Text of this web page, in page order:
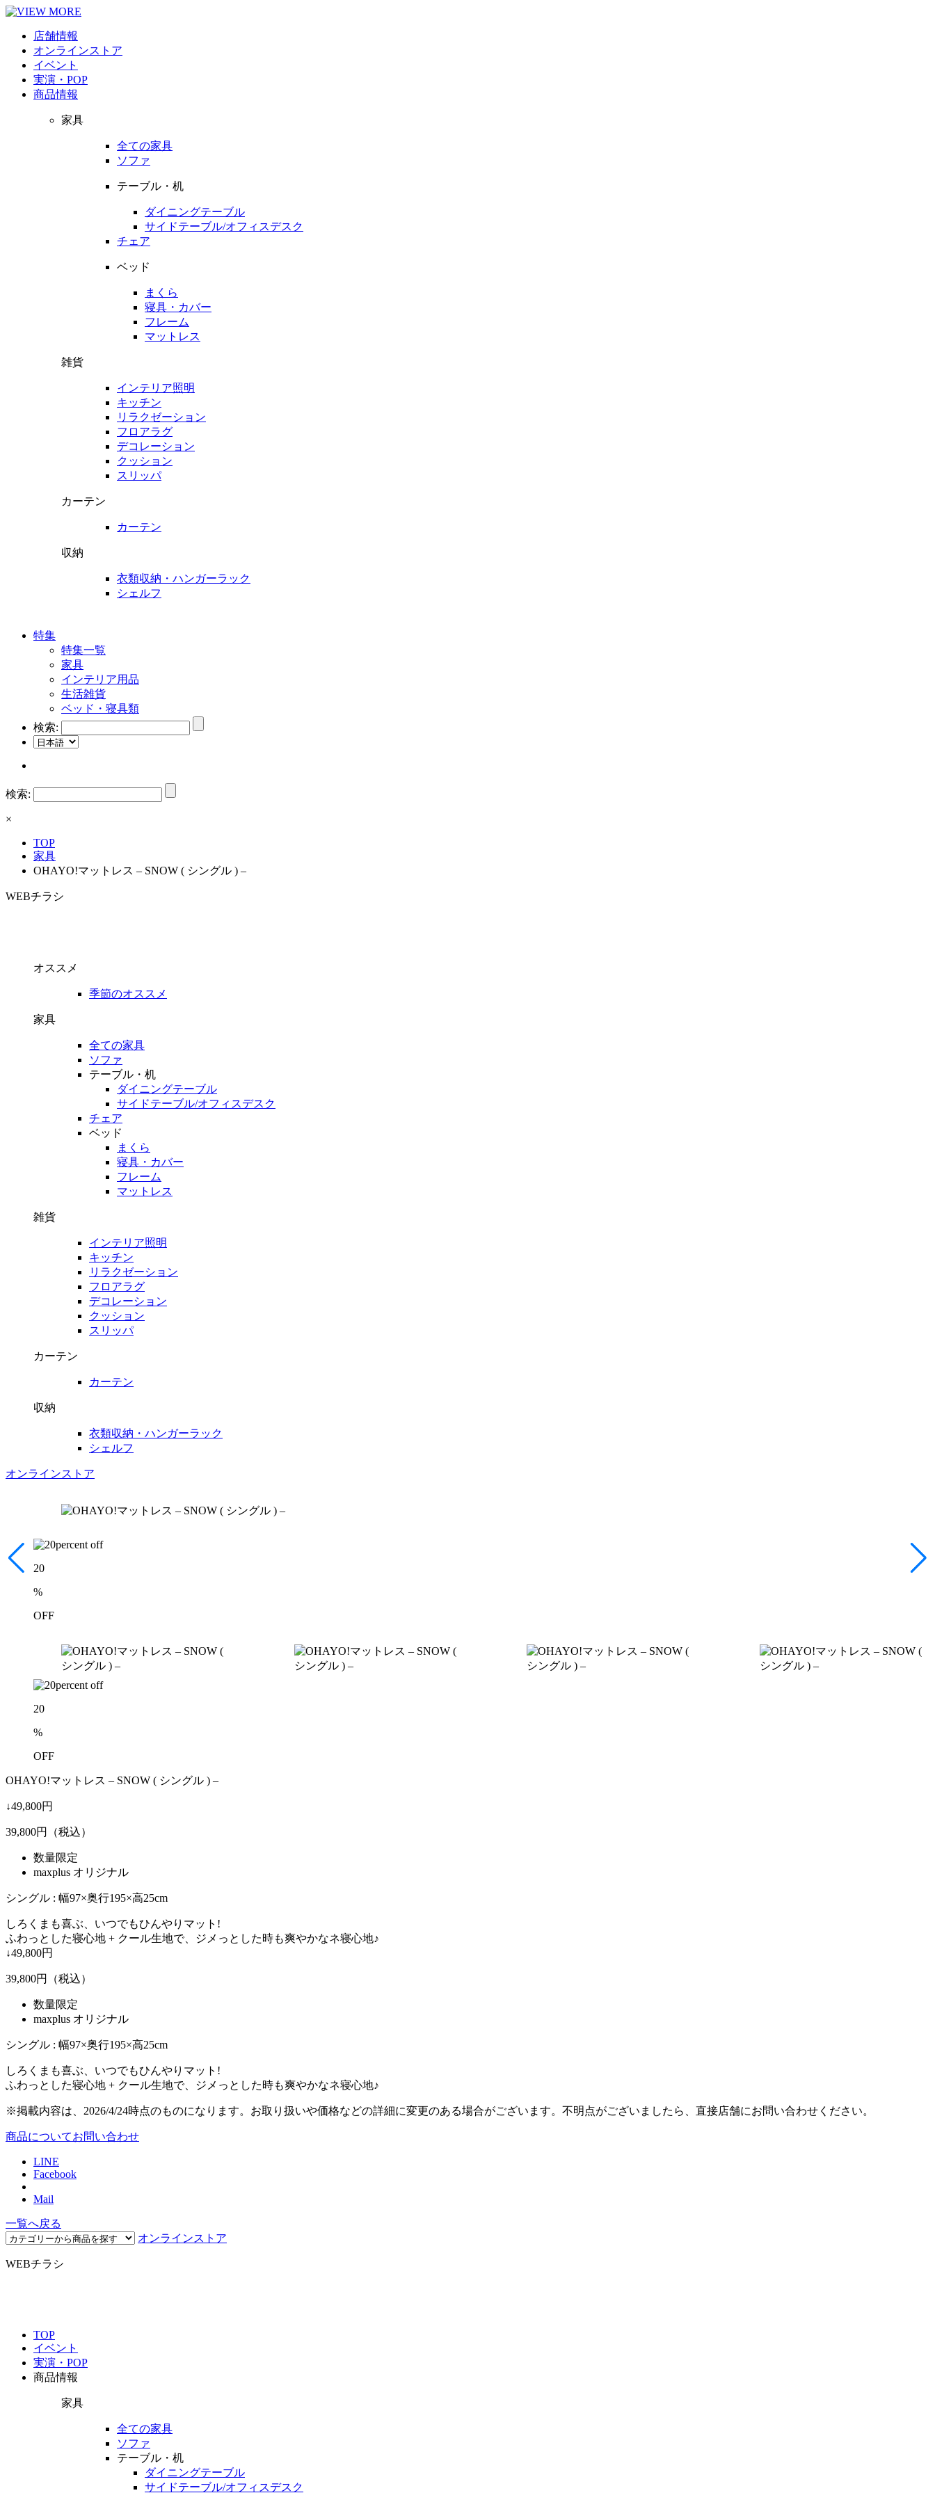
店舗情報
オンラインストア
イベント
実演・POP
商品情報
家具
全ての家具
ソファ
テーブル・机
ダイニングテーブル
サイドテーブル/オフィスデスク
チェア
ベッド
まくら
寝具・カバー
フレーム
マットレス
雑貨
インテリア照明
キッチン
リラクゼーション
フロアラグ
デコレーション
クッション
スリッパ
カーテン
カーテン
収納
衣類収納・ハンガーラック
シェルフ
特集
特集一覧
家具
インテリア用品
生活雑貨
ベッド・寝具類
検索:
検索:
×
TOP
家具
OHAYO!マットレス – SNOW ( シングル ) –
WEBチラシ
オススメ
季節のオススメ
家具
全ての家具
ソファ
テーブル・机
ダイニングテーブル
サイドテーブル/オフィスデスク
チェア
ベッド
まくら
寝具・カバー
フレーム
マットレス
雑貨
インテリア照明
キッチン
リラクゼーション
フロアラグ
デコレーション
クッション
スリッパ
カーテン
カーテン
収納
衣類収納・ハンガーラック
シェルフ
オンラインストア
20
%
OFF
20
%
OFF
OHAYO!マットレス – SNOW ( シングル ) –
↓49,800円
39,800円（税込）
数量限定
maxplus オリジナル
シングル : 幅97×奥行195×高25cm
しろくまも喜ぶ、いつでもひんやりマット!
ふわっとした寝心地 + クール生地で、ジメっとした時も爽やかなネ寝心地♪
↓49,800円
39,800円（税込）
数量限定
maxplus オリジナル
シングル : 幅97×奥行195×高25cm
しろくまも喜ぶ、いつでもひんやりマット!
ふわっとした寝心地 + クール生地で、ジメっとした時も爽やかなネ寝心地♪
※掲載内容は、2026/4/24時点のものになります。お取り扱いや価格などの詳細に変更のある場合がございます。不明点がございましたら、直接店舗にお問い合わせください。
商品についてお問い合わせ
LINE
Facebook
Mail
一覧へ戻る
オンラインストア
WEBチラシ
TOP
イベント
実演・POP
商品情報
家具
全ての家具
ソファ
テーブル・机
ダイニングテーブル
サイドテーブル/オフィスデスク